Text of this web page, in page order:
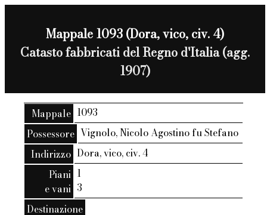
Mappale 1093 (Dora, vico, civ. 4)
Catasto fabbricati del Regno d'Italia (agg.
1907)
Mappale 1093
Possessore Vignolo, Nicolo Agostino fu Stefano
Indirizzo Dora, vico, civ. 4
Piani
e vani
1
3
Destinazione